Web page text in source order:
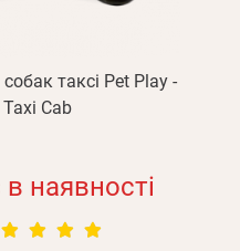
таксi Pet Play -
Taxi Cab
наявності